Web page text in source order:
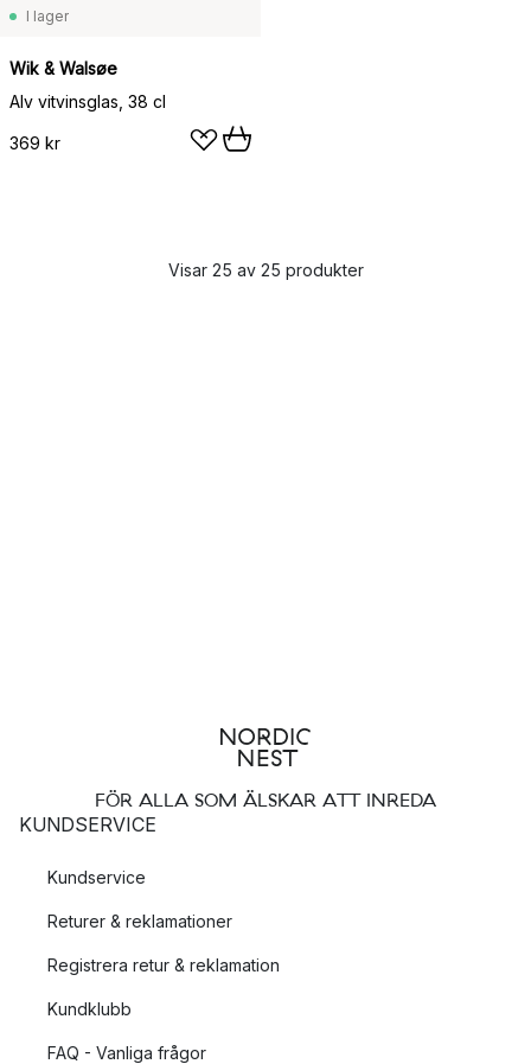
I lager
Wik & Walsøe
Alv vitvinsglas, 38 cl
369 kr
Visar 25 av 25 produkter
FÖR ALLA SOM ÄLSKAR ATT INREDA
KUNDSERVICE
Kundservice
Returer & reklamationer
Registrera retur & reklamation
Kundklubb
FAQ - Vanliga frågor